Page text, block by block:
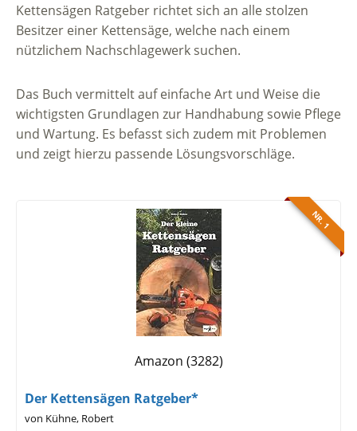
Kettensägen Ratgeber richtet sich an alle stolzen
Besitzer einer Kettensäge, welche nach einem
nützlichem Nachschlagewerk suchen.
Das Buch vermittelt auf einfache Art und Weise die
wichtigsten Grundlagen zur Handhabung sowie Pflege
und Wartung. Es befasst sich zudem mit Problemen
und zeigt hierzu passende Lösungsvorschläge.
NR. 1
Amazon (3282)
Der Kettensägen Ratgeber*
von Kühne, Robert